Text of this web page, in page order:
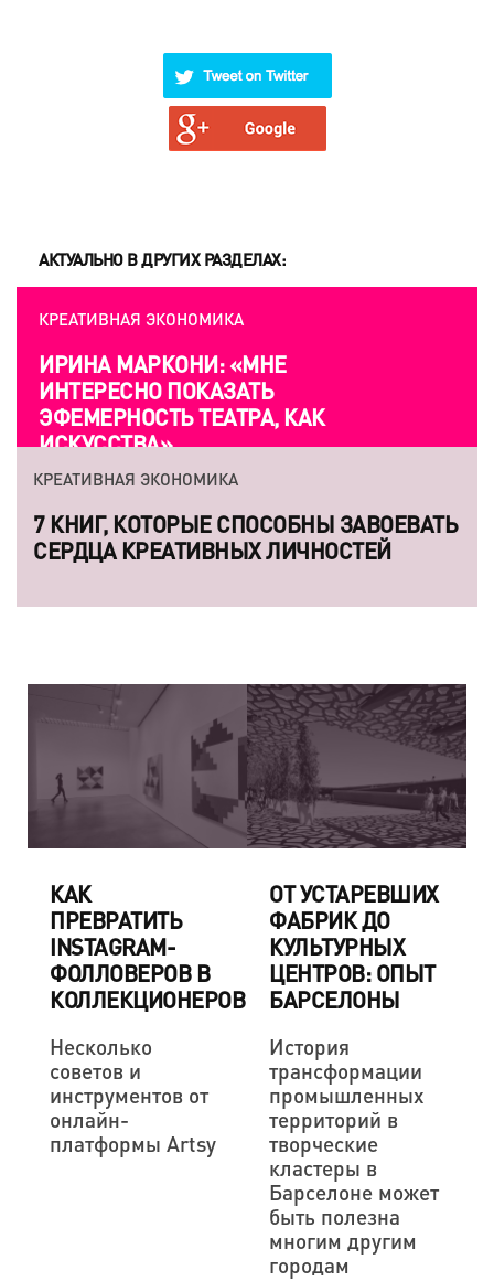
АКТУАЛЬНО В ДРУГИХ РАЗДЕЛАХ:
КРЕАТИВНАЯ ЭКОНОМИКА
ИРИНА МАРКОНИ: «МНЕ
ИНТЕРЕСНО ПОКАЗАТЬ
ЭФЕМЕРНОСТЬ ТЕАТРА, КАК
ИСКУССТВА»
КРЕАТИВНАЯ ЭКОНОМИКА
7 КНИГ, КОТОРЫЕ СПОСОБНЫ ЗАВОЕВАТЬ
СЕРДЦА КРЕАТИВНЫХ ЛИЧНОСТЕЙ
КАК
ПРЕВРАТИТЬ
INSTAGRAM-
ФОЛЛОВЕРОВ В
КОЛЛЕКЦИОНЕРОВ
Несколько
советов и
инструментов от
онлайн-
платформы Artsy
ОТ УСТАРЕВШИХ
ФАБРИК ДО
КУЛЬТУРНЫХ
ЦЕНТРОВ: ОПЫТ
БАРСЕЛОНЫ
История
трансформации
промышленных
территорий в
творческие
кластеры в
Барселоне может
быть полезна
многим другим
городам